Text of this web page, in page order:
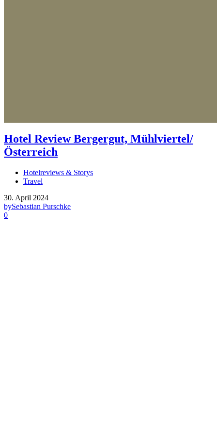
Hotel Review Bergergut, Mühlviertel/
Österreich
Hotelreviews & Storys
Travel
30. April 2024
bySebastian Purschke
0